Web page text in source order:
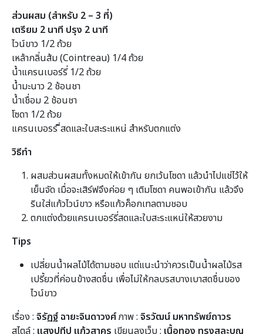
ส่วนผสม (สำหรับ 2 – 3 ที่)
เตรียม 2 นาที ปรุง 2 นาที
ไวน์ขาว 1/2 ถ้วย
เหล้ากลิ่นส้ม (Cointreau) 1/4 ถ้วย
น้ำแครนเบอร์รี่ 1/2 ถ้วย
น้ำมะนาว 2 ช้อนชา
น้ำเชื่อม 2 ช้อนชา
โซดา 1/2 ถ้วย
แครนเบอรร์ ี่สดและใบสะระแหน่ สำหรับตกแต่ง
วิธีทำ
ผสมส่วนผสมทั้งหมดให้เข้ากัน ยกเว้นโซดา แล้วนำไปแช่ไว้ให้
เย็นจัด เมื่อจะเสิร์ฟจึงค่อย ๆ เติมโซดา คนพอเข้ากัน แล้วจึง
รินใส่แก้วไวน์ขาว หรือแก้วค็อกเทลตามชอบ
ตกแต่งด้วยแครนเบอร์รี่สดและใบสะระแหน่ให้สวยงาม
Tips
เปลี่ยนน้ำผลไม้ได้ตามชอบ แต่แนะนำว่าควรเป็นน้ำผลไม้รส
เปรี้ยวที่ค่อนข้างสดชื่น เพื่อไม่ให้กลบรสบางเบาสดชื่นของ
ไวน์ขาว
เรื่อง : จิรัฏฐ์ ฉายะจินดาวงศ์ภาพ : จิรวัฒน์ มหาทรัพย์ถาวร
สไตล์ : แสงปทีป แก้วสาคร เขียนลงเว็บ : เนื้อทอง ทรงสละบุญ